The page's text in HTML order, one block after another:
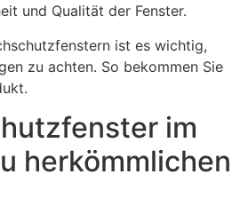
und Qualität der Fenster.
ist es wichtig,
zu achten. So bekommen Sie
im
herkömmlichen